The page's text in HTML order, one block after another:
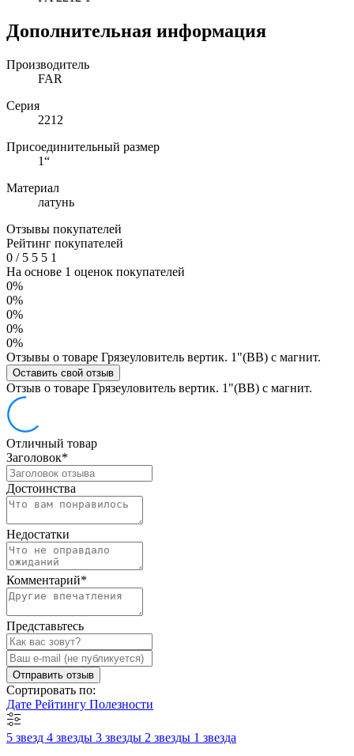
Дополнительная информация
Производитель
FAR
Серия
2212
Присоединительный размер
1“
Материал
латунь
Отзывы покупателей
Рейтинг покупателей
0 /5 5 5 1
На основе 1 оценок покупателей
0%
0%
0%
0%
0%
Отзывы о товаре Грязеуловитель вертик. 1"(ВВ) с магнит.
Оставить свой отзыв
Отзыв о товаре Грязеуловитель вертик. 1"(ВВ) с магнит.
Отличный товар
Заголовок*
Достоинства
Недостатки
Комментарий*
Представьтесь
Отправить отзыв
Сортировать по:
Дате Рейтингу Полезности
5 звезд 4 звезды 3 звезды 2 звезды 1 звезда